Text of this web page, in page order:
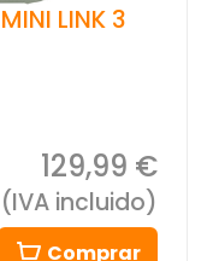
LINK 3
129,99 €
(IVA incluido)
Comprar